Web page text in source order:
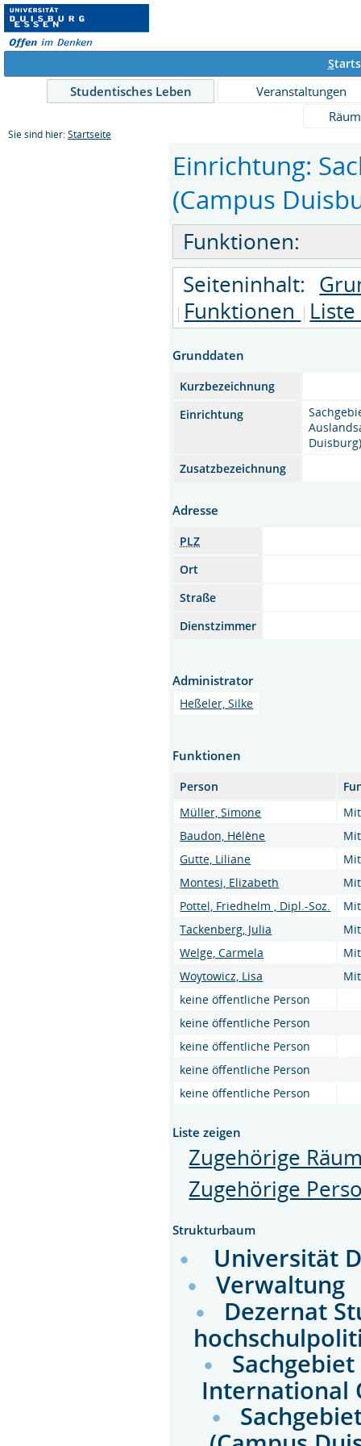
S
Studentisches Leben
Veranstaltungen
Sie sind hier: Startseite
Einrichtung:
(Campus
Funktionen:
Seiteninhalt:
Funktionen
Grunddaten
Kurzbezeichnung
Einrichtung
Zusatzbezeichnung
Adresse
PLZ
Ort
Straße
Dienstzimmer
Administrator
Heßeler, Silke
Funktionen
Person
Müller, Simone
Baudon, Hélène
Gutte, Liliane
Montesi, Elizabeth
Pottel, Friedhelm , Dipl.-Soz.
Tackenberg, Julia
Welge, Carmela
Woytowicz, Lisa
keine öffentliche Person
keine öffentliche Person
keine öffentliche Person
keine öffentliche Person
keine öffentliche Person
Liste zeigen
Zugehörige
Zugehörige
Strukturbaum
Universität
Verwaltung
Dezernat
International